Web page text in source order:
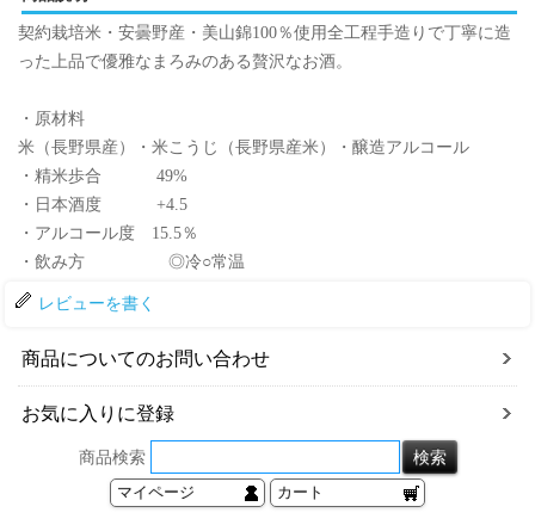
契約栽培米・安曇野産・美山錦100％使用全工程手造りで丁寧に造
った上品で優雅なまろみのある贅沢なお酒。
・原材料
米（長野県産）・米こうじ（長野県産米）・醸造アルコール
・精米歩合 49%
・日本酒度 +4.5
・アルコール度 15.5％
・飲み方 ◎冷○常温
レビューを書く
商品についてのお問い合わせ
お気に入りに登録
商品検索
マイページ カート